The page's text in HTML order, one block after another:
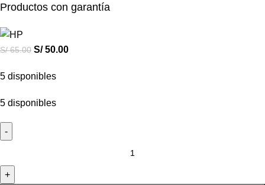
Productos con garantía
S/65.00 S/50.00
5 disponibles
5 disponibles